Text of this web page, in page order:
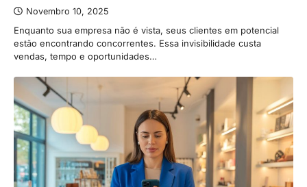
Novembro 10, 2025
Enquanto sua empresa não é vista, seus clientes em potencial
estão encontrando concorrentes. Essa invisibilidade custa
vendas, tempo e oportunidades…